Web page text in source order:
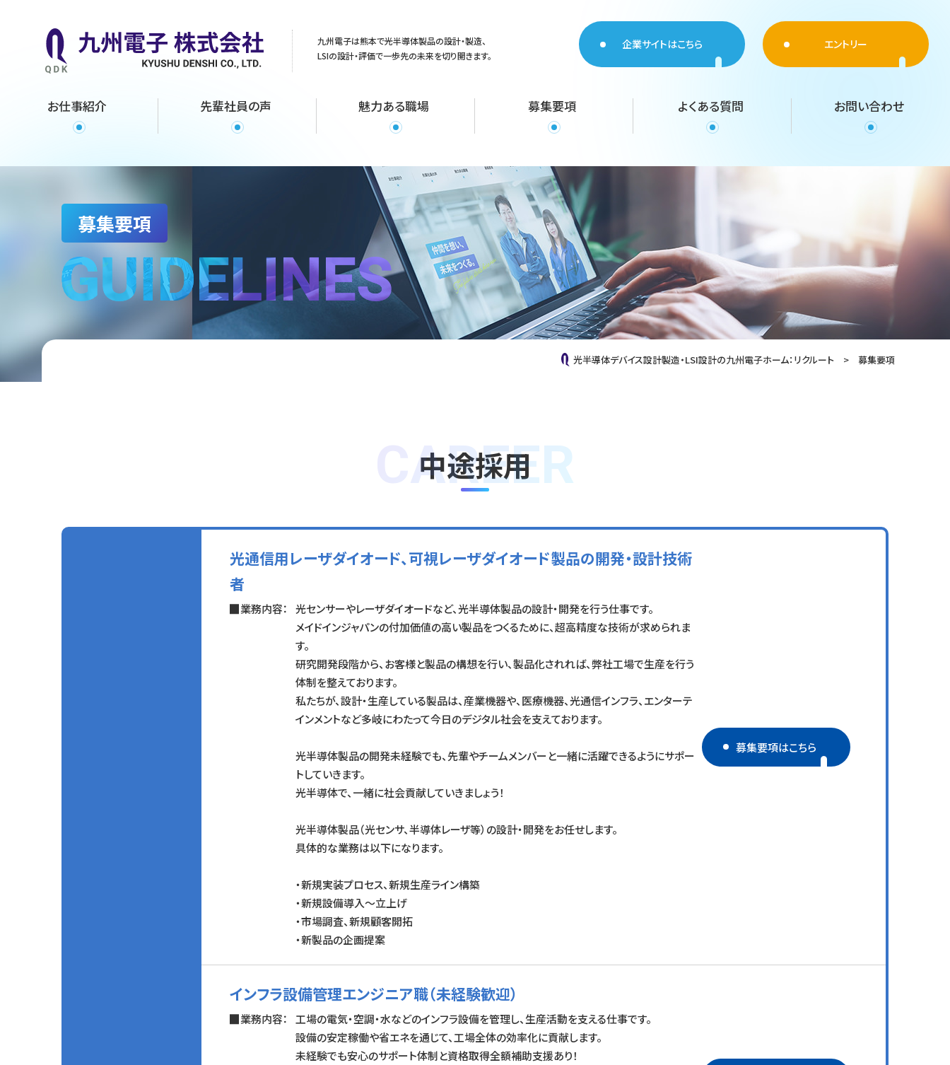
九州電子は熊本で光半導体製品の設計・製造、
LSIの設計・評価で一歩先の未来を切り開きます。
企業サイトはこちら エントリー
お仕事紹介 先輩社員の声 魅力ある職場 募集要項 よくある質問 お問い合わせ
募集要項
光半導体デバイス設計製造・LSI設計の九州電子ホーム：リクルート 募集要項
中途採用
CAREER
光通信用レーザダイオード、可視レーザダイオード製品の開発・設計技術
者
業務内容：
光センサーやレーザダイオードなど、光半導体製品の設計・開発を行う仕事です。
メイドインジャパンの付加価値の高い製品をつくるために、超高精度な技術が求められま
す。
研究開発段階から、お客様と製品の構想を行い、製品化されれば、弊社工場で生産を行う
体制を整えております。
私たちが、設計・生産している製品は、産業機器や、医療機器、光通信インフラ、エンターテ
インメントなど多岐にわたって今日のデジタル社会を支えております。
光半導体製品の開発未経験でも、先輩やチームメンバーと一緒に活躍できるようにサポー
トしていきます。
光半導体で、一緒に社会貢献していきましょう！
光半導体製品（光センサ、半導体レーザ等）の設計・開発をお任せします。
具体的な業務は以下になります。
・新規実装プロセス、新規生産ライン構築
・新規設備導入～立上げ
・市場調査、新規顧客開拓
・新製品の企画提案
募集要項はこちら
インフラ設備管理エンジニア職（未経験歓迎）
業務内容：
工場の電気・空調・水などのインフラ設備を管理し、生産活動を支える仕事です。
設備の安定稼働や省エネを通じて、工場全体の効率化に貢献します。
未経験でも安心のサポート体制と資格取得全額補助支援あり！